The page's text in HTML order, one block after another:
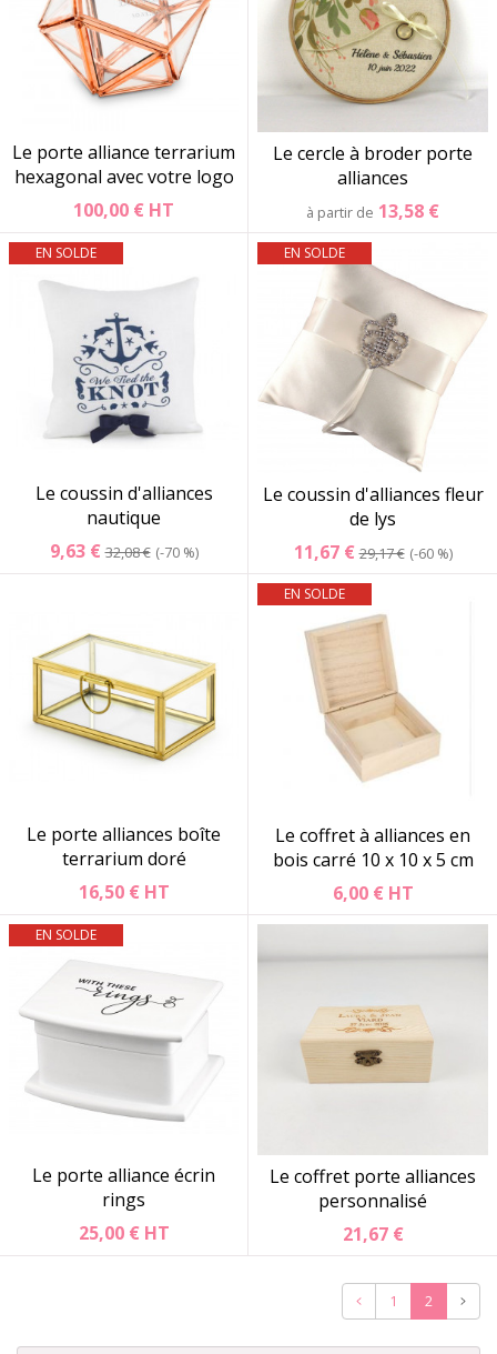
Le porte alliance terrarium
hexagonal avec votre logo
100,00 € HT
Le cercle à broder porte
alliances
à partir de 13,58 €
EN SOLDE
Le coussin d'alliances
nautique
9,63 €32,08 € -70 %
EN SOLDE
Le coussin d'alliances fleur
de lys
11,67 €29,17 € -60 %
Le porte alliances boîte
terrarium doré
16,50 € HT
EN SOLDE
Le coffret à alliances en
bois carré 10 x 10 x 5 cm
6,00 € HT
EN SOLDE
Le porte alliance écrin
rings
25,00 € HT
Le coffret porte alliances
personnalisé
21,67 €
Précédent
1 2